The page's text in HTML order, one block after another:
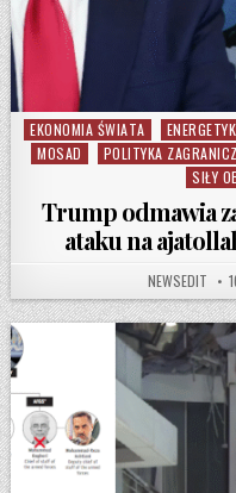
Posted in
EKONOMIA ŚWIATA
MOSAD
POLITYKA
SIŁY
Trump odmawia
ataku na
AUTHOR:
NEWSEDIT